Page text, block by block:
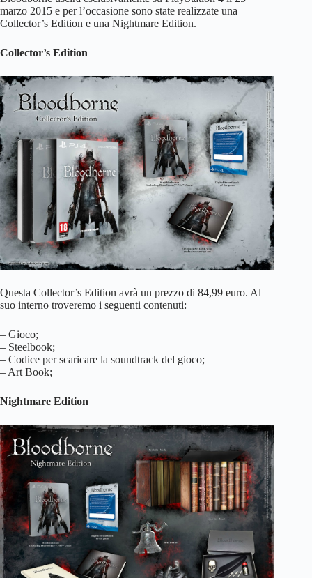
marzo 2015 e per l’occasione sono state realizzate una
Collector’s Edition e una Nightmare Edition.
Collector’s Edition
Questa Collector’s Edition avrà un prezzo di 84,99 euro. Al
suo interno troveremo i seguenti contenuti:
– Gioco;
– Steelbook;
– Codice per scaricare la soundtrack del gioco;
– Art Book;
Nightmare Edition